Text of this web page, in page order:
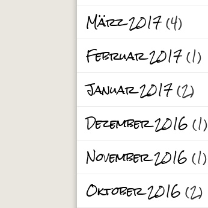
März 2017(4)
Februar 2017(1)
Januar 2017(2)
Dezember 2016(1)
November 2016(1)
Oktober 2016(2)